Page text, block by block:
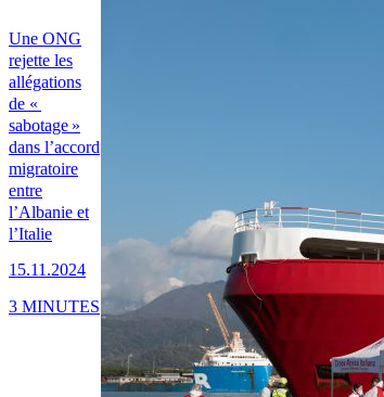
Une ONG
rejette les
allégations
de «
sabotage »
dans l’accord
migratoire
entre
l’Albanie et
l’Italie
15.11.2024
3 MINUTES